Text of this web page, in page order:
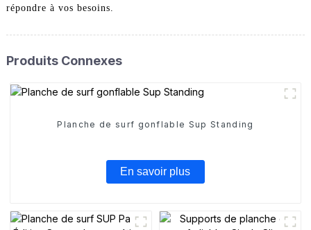
répondre à vos besoins.
Produits Connexes
Planche de surf gonflable Sup Standing
En savoir plus